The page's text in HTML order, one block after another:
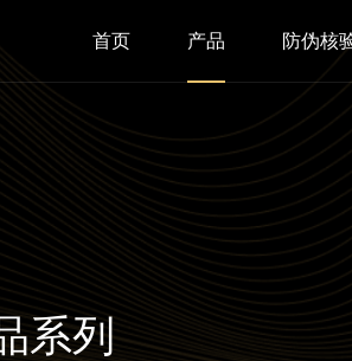
首页 产品 防伪核
系列